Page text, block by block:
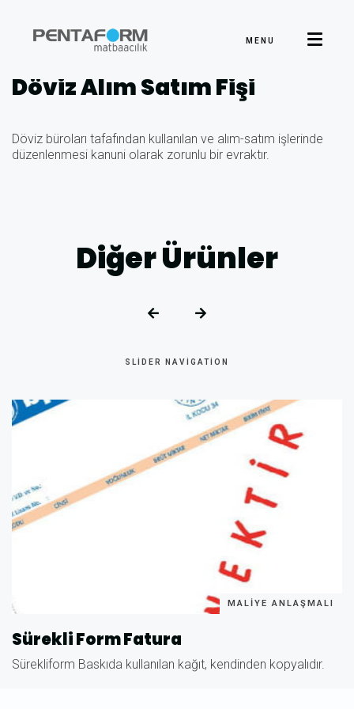
MENU
MALİYE ANLAŞMLI ÜRÜNLER
Döviz Alım Satım Fişi
Döviz büroları tafafından kullanılan ve alım-satım işlerinde
düzenlenmesi kanuni olarak zorunlu bir evraktır.
Diğer Ürünler
SLIDER NAVIGATION
MALIYE ANLAŞMALI
Sürekli Form Fatura
Sürekliform Baskıda kullanılan kağıt, kendinden kopyalıdır.